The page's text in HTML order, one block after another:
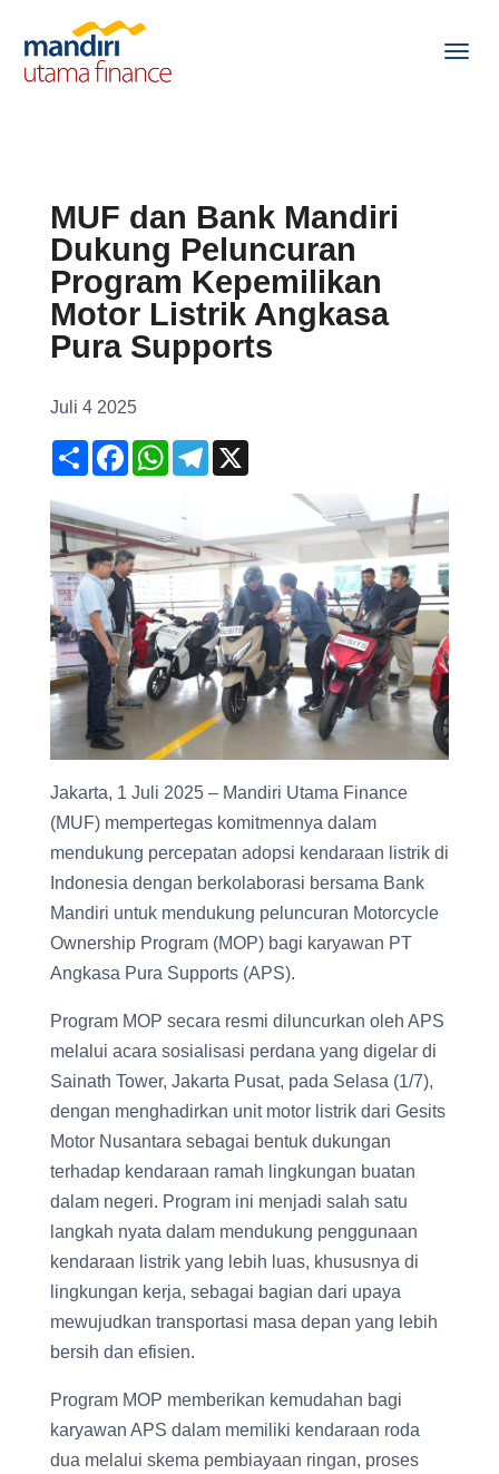
MUF dan Bank Mandiri
Dukung Peluncuran
Program Kepemilikan
Motor Listrik Angkasa
Pura Supports
Juli 4 2025
S
h
e
F
a
b
o
o
k
W
A
p
p
T
r
a
m
X
Jakarta, 1 Juli 2025 – Mandiri Utama Finance
(MUF) mempertegas komitmennya dalam
mendukung percepatan adopsi kendaraan listrik di
Indonesia dengan berkolaborasi bersama Bank
Mandiri untuk mendukung peluncuran Motorcycle
Ownership Program (MOP) bagi karyawan PT
Angkasa Pura Supports (APS).
Program MOP secara resmi diluncurkan oleh APS
melalui acara sosialisasi perdana yang digelar di
Sainath Tower, Jakarta Pusat, pada Selasa (1/7),
dengan menghadirkan unit motor listrik dari Gesits
Motor Nusantara sebagai bentuk dukungan
terhadap kendaraan ramah lingkungan buatan
dalam negeri. Program ini menjadi salah satu
langkah nyata dalam mendukung penggunaan
kendaraan listrik yang lebih luas, khususnya di
lingkungan kerja, sebagai bagian dari upaya
mewujudkan transportasi masa depan yang lebih
bersih dan efisien.
Program MOP memberikan kemudahan bagi
karyawan APS dalam memiliki kendaraan roda
dua melalui skema pembiayaan ringan, proses